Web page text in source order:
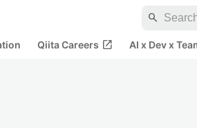
search
Qiita Careers open_in_new AI x Dev x